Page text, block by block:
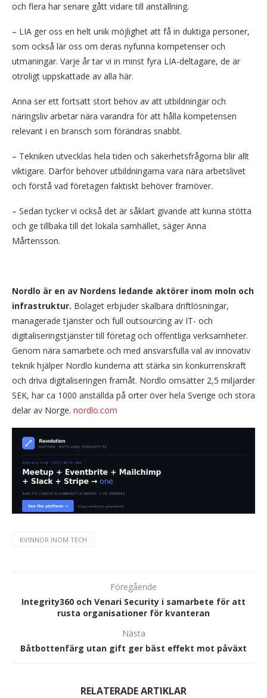
och flera har senare gått vidare till anställning.
– LIA ger oss en helt unik möjlighet att få in duktiga personer,
som också lär oss om deras nyfunna kompetenser och
utmaningar. Varje år tar vi in minst fyra LIA-deltagare, de är
otroligt uppskattade av alla här.
Anna ser ett fortsatt stort behov av att utbildningar och
näringsliv arbetar nära varandra för att hålla kompetensen
relevant i en bransch som förändras snabbt.
– Tekniken utvecklas hela tiden och säkerhetsfrågorna blir allt
viktigare. Därför behöver utbildningarna vara nära arbetslivet
och förstå vad företagen faktiskt behöver framöver.
– Sedan tycker vi också det är såklart givande att kunna stötta
och ge tillbaka till det lokala samhället, säger Anna
Mårtensson.
Nordlo är en av Nordens ledande aktörer inom moln och
infrastruktur. Bolaget erbjuder skalbara driftlösningar,
managerade tjänster och full outsourcing av IT- och
digitaliseringstjänster till företag och offentliga verksamheter.
Genom nära samarbete och med ansvarsfulla val av innovativ
teknik hjälper Nordlo kunderna att stärka sin konkurrenskraft
och driva digitaliseringen framåt. Nordlo omsätter 2,5 miljarder
SEK, har ca 1000 anställda på orter över hela Sverige och stora
delar av Norge. nordlo.com
KVINNOR INOM TECH
Föregående
Integrity360 och Venari Security i samarbete för att
rusta organisationer för kvanteran
Nästa
Båtbottenfärg utan gift ger bäst effekt mot påväxt
RELATERADE ARTIKLAR